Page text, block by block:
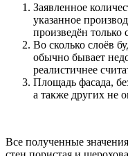
Заявленное
указанное
произведён только
Во сколько слоёв
обычно бывает
реалистичнее
Площадь фасада,
а также других не
Все полученные